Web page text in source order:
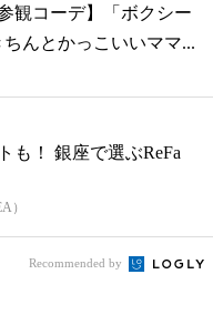
観コーデ】「ボクシー
んとかっこいいママ...
も！ 銀座で選ぶReFa
）
Recommended by